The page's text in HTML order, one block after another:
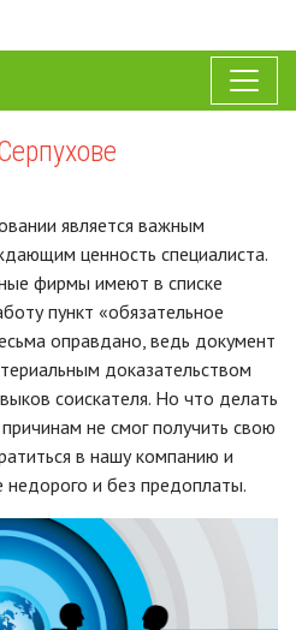
является важным
ценность специалиста.
фирмы имеют в списке
пункт «обязательное
оправдано, ведь документ
доказательством
соискателя. Но что делать
не смог получить свою
в нашу компанию и
недорого и без предоплаты.